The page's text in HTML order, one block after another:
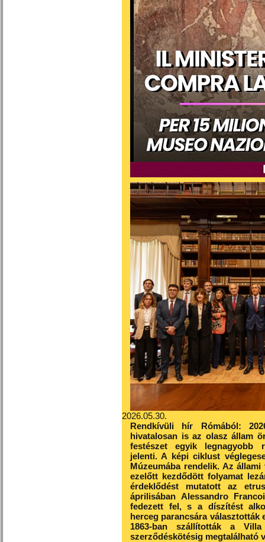
2026.05.30.
Rendkívüli hír Rómából:
hivatalosan is az olasz állam
festészet egyik legnagyobb
jelenti. A képi ciklust
Múzeumába rendelik. Az állami
ezelőtt kezdődött folyamat
érdeklődést mutatott az
áprilisában Alessandro
fedezett fel, s a díszítést
herceg parancsára választották
1863-ban szállították a
szerződéskötésig megtalálható